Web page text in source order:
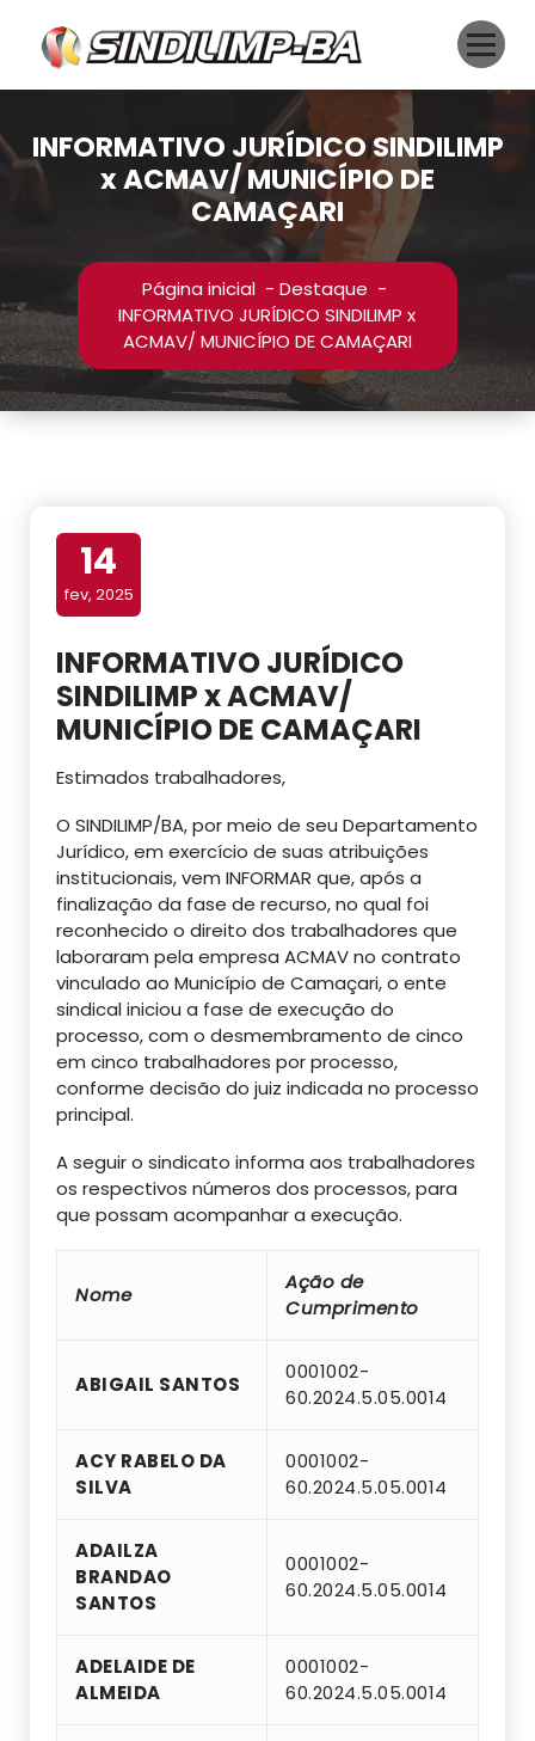
conteúdo
INFORMATIVO JURÍDICO SINDILIMP
x ACMAV/ MUNICÍPIO DE
CAMAÇARI
Página inicial -Destaque -
INFORMATIVO JURÍDICO SINDILIMP x
ACMAV/ MUNICÍPIO DE CAMAÇARI
14
fev, 2025
INFORMATIVO JURÍDICO
SINDILIMP x ACMAV/
MUNICÍPIO DE CAMAÇARI
Estimados trabalhadores,
O SINDILIMP/BA, por meio de seu Departamento
Jurídico, em exercício de suas atribuições
institucionais, vem INFORMAR que, após a
finalização da fase de recurso, no qual foi
reconhecido o direito dos trabalhadores que
laboraram pela empresa ACMAV no contrato
vinculado ao Município de Camaçari, o ente
sindical iniciou a fase de execução do
processo, com o desmembramento de cinco
em cinco trabalhadores por processo,
conforme decisão do juiz indicada no processo
principal.
A seguir o sindicato informa aos trabalhadores
os respectivos números dos processos, para
que possam acompanhar a execução.
Nome
Ação de
Cumprimento
ABIGAIL SANTOS
0001002-
60.2024.5.05.0014
ACY RABELO DA
SILVA
0001002-
60.2024.5.05.0014
ADAILZA
BRANDAO
SANTOS
0001002-
60.2024.5.05.0014
ADELAIDE DE
ALMEIDA
0001002-
60.2024.5.05.0014